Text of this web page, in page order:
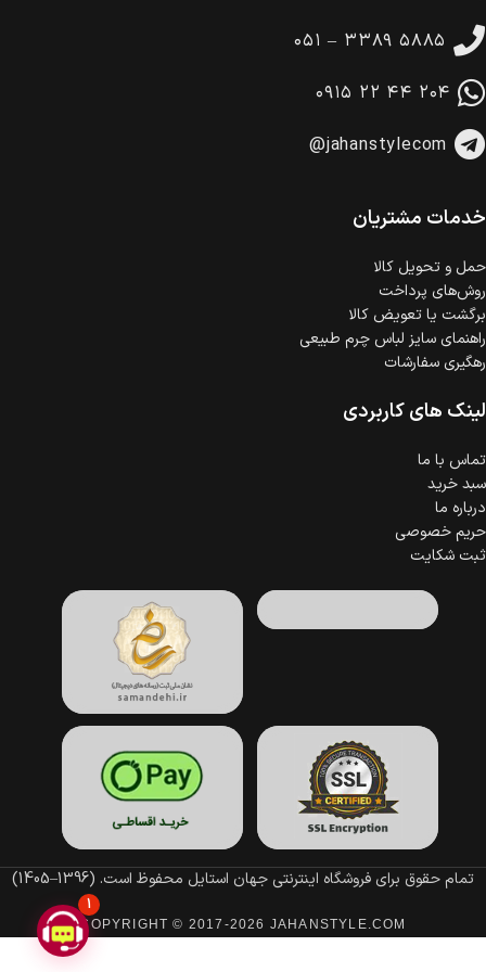
در هنگام خرید محصول، امکان انتخاب پرداخت در محل
وجود دارد.
خرید اقساطی با شرایط آسان و بدون ضامن امکان‌پذیر
است.
گارانتی معتبر برای تمامی محصولات ارائه می‌شود.
۰۵۱ – ۳۳۸۹ ۵۸۸۵
۰۹۱۵ ۲۲ ۴۴ ۲۰۴
@jahanstylecom
خدمات مشتریان
حمل‌ و تحویل کالا
روش‌های پرداخت
برگشت یا تعویض کالا
راهنمای سایز لباس چرم طبیعی
رهگیری سفارشات
لینک های کاربردی
تماس با ما
سبد خرید
درباره ما
حریم خصوصی
ثبت شکایت
تمام حقوق برای فروشگاه اینترنتی جهان استایل محفوظ است. (1396–1405)
COPYRIGHT © 2017-2026 JAHANSTYLE.COM
1